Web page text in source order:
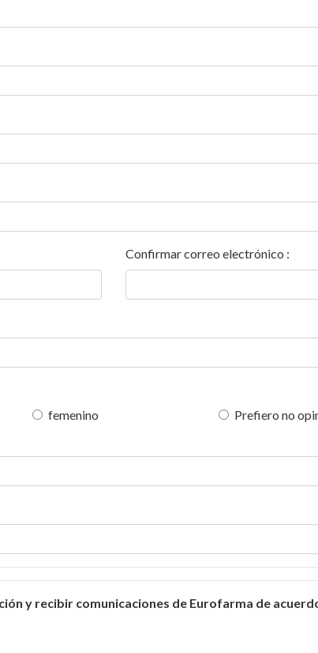
Confirmar correo electrónico :
femenino
Prefiero no
y recibir comunicaciones de Eurofarma de